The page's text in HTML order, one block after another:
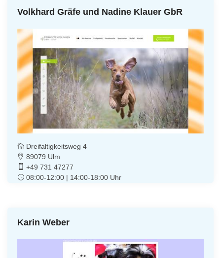
Volkhard Gräfe und Nadine Klauer GbR
Dreifaltigkeitsweg 4
89079 Ulm
+49 731 47277
08:00-12:00 | 14:00-18:00 Uhr
Karin Weber